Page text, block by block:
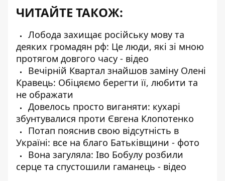
ЧИТАЙТЕ ТАКОЖ:
Лобода захищає російську мову та
деяких громадян рф: Це люди, які зі мною
протягом довгого часу - відео
Вечірній Квартал знайшов заміну Олені
Кравець: Обіцяємо берегти її, любити та
не ображати
Довелось просто виганяти: кухарі
збунтувалися проти Євгена Клопотенко
Потап пояснив свою відсутність в
Україні: все на благо Батьківщини - фото
Вона загуляла: Іво Бобулу розбили
серце та спустошили гаманець - відео